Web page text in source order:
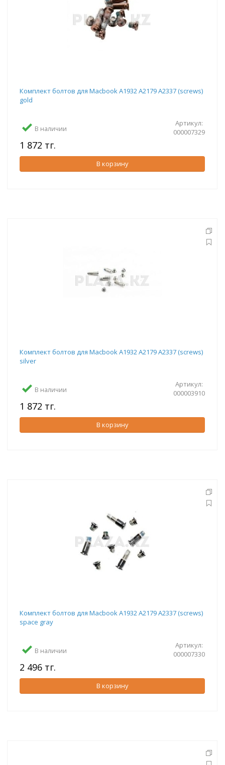
Комплект болтов для Macbook A1932 A2179 A2337 (screws)
gold
В наличии
Артикул:
000007329
1 872 тг.
В корзину
Комплект болтов для Macbook A1932 A2179 A2337 (screws)
silver
В наличии
Артикул:
000003910
1 872 тг.
В корзину
Комплект болтов для Macbook A1932 A2179 A2337 (screws)
space gray
В наличии
Артикул:
000007330
2 496 тг.
В корзину